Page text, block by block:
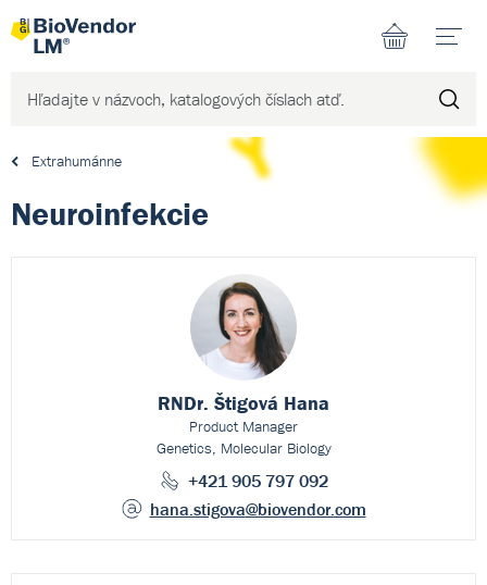
Extrahumánne
Neuroinfekcie
RNDr. Štigová Hana
Product Manager
Genetics, Molecular Biology
+421 905 797 092
hana.stigova@biovendor.com